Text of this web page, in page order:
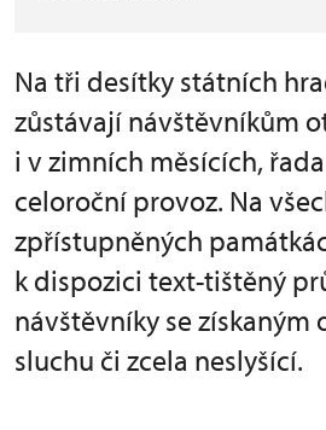
Na tři desítky státních
zůstávají návštěvníkům
i v zimních měsících,
celoroční provoz. Na
zpřístupněných
k dispozici text-tištěný
návštěvníky se získaným
sluchu či zcela neslyšící.